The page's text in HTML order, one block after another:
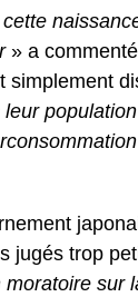
» a
simplement
jugés trop
sur